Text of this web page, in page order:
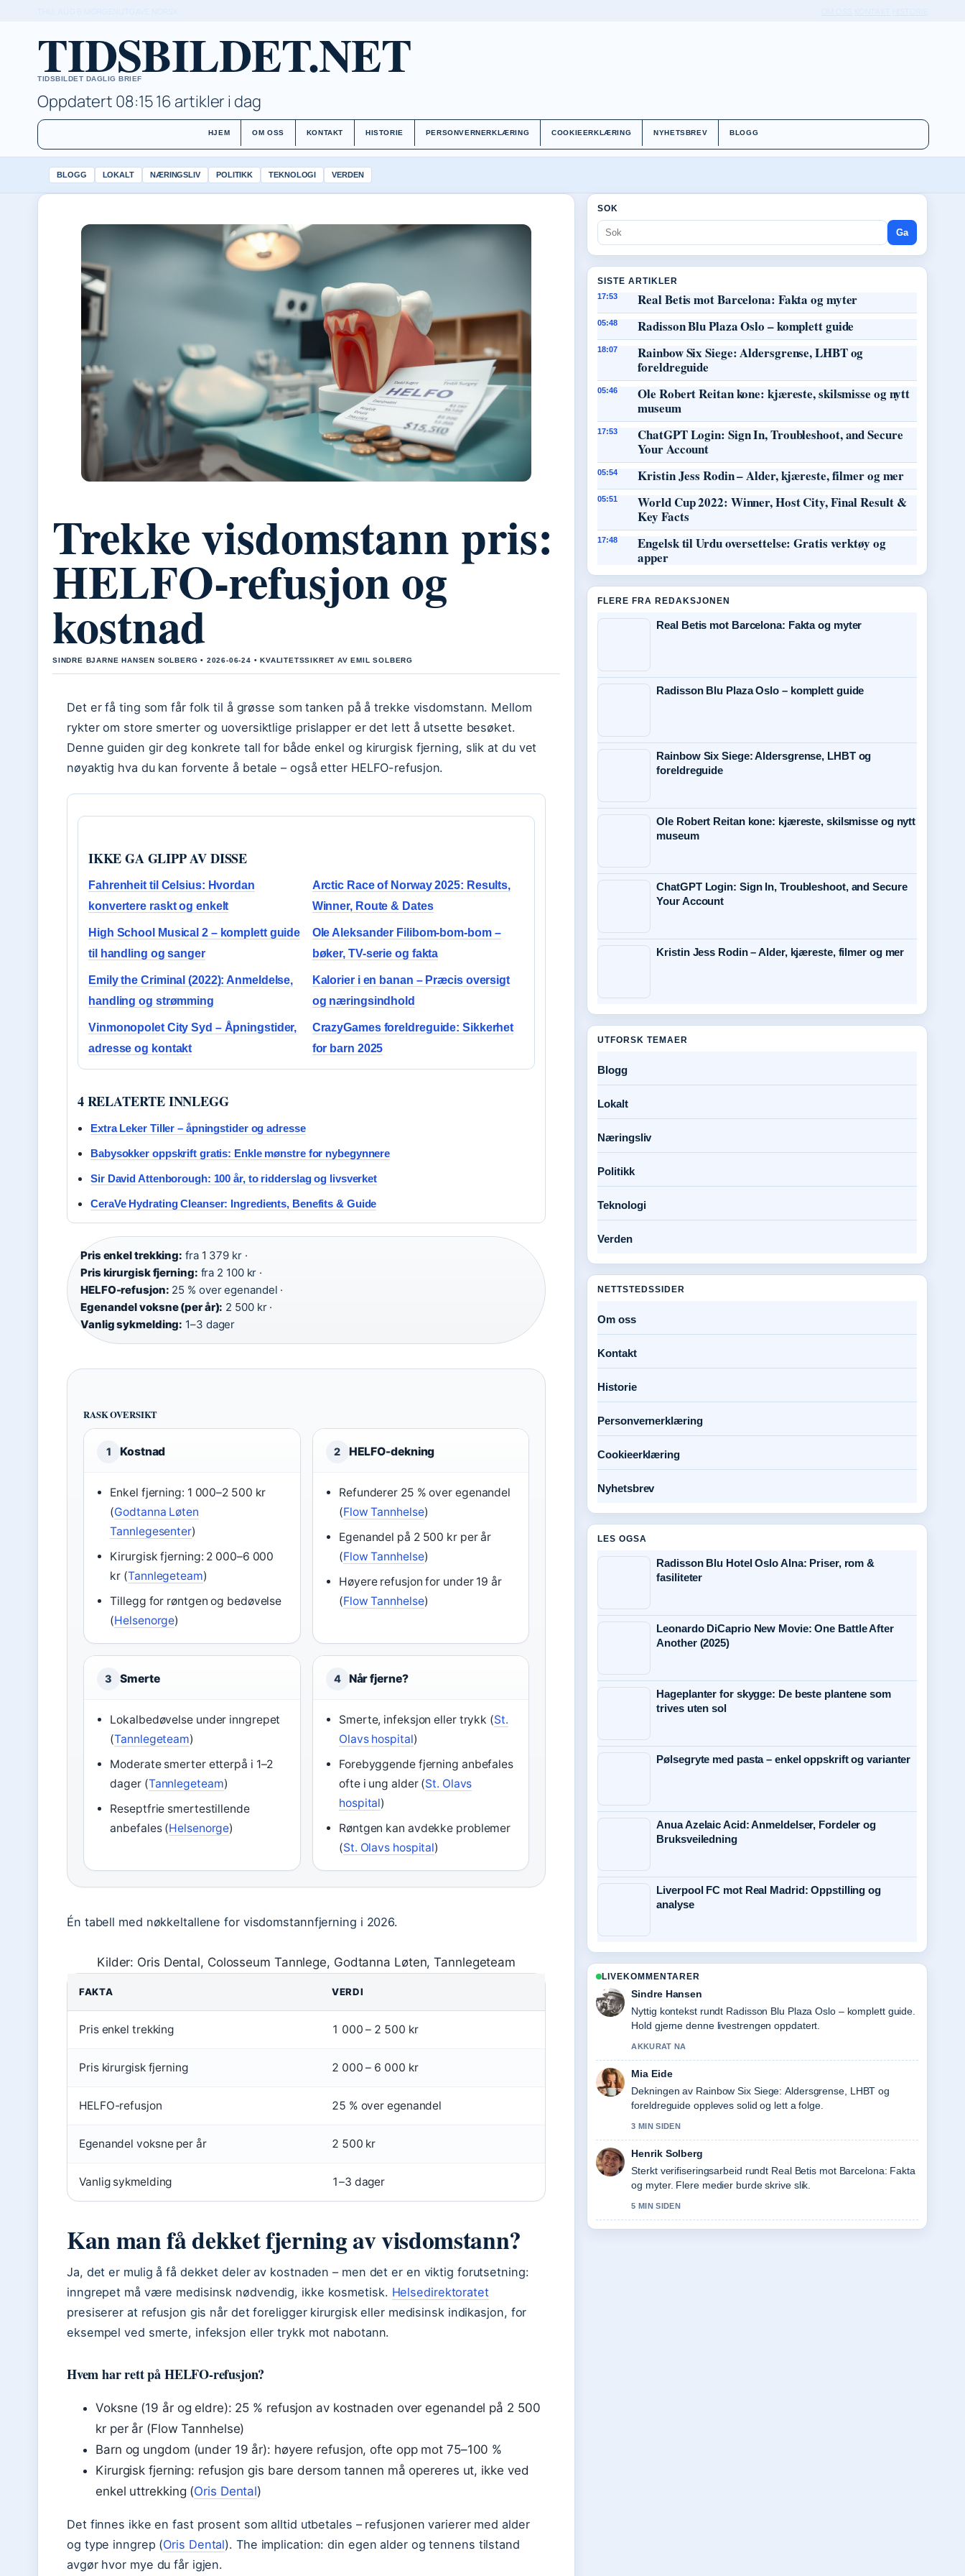
TIDSBILDET.NET
TIDSBILDET DAGLIG BRIEF
Oppdatert 08:1516 artikler i dag
HJEM OM OSS KONTAKT HISTORIE PERSONVERNERKLÆRING COOKIEERKLÆRING NYHETSBREV BLOGG
BLOGG LOKALT NÆRINGSLIV POLITIKK TEKNOLOGI VERDEN
Trekke visdomstann pris:
HELFO-refusjon og
kostnad
SINDRE BJARNE HANSEN SOLBERG • 2026-06-24 • KVALITETSSIKRET AV EMIL SOLBERG
Det er få ting som får folk til å grøsse som tanken på å trekke visdomstann. Mellom
rykter om store smerter og uoversiktlige prislapper er det lett å utsette besøket.
Denne guiden gir deg konkrete tall for både enkel og kirurgisk fjerning, slik at du vet
nøyaktig hva du kan forvente å betale – også etter HELFO-refusjon.
IKKE GA GLIPP AV DISSE
Fahrenheit til Celsius: Hvordan
konvertere raskt og enkelt
Arctic Race of Norway 2025: Results,
Winner, Route & Dates
High School Musical 2 – komplett guide
til handling og sanger
Ole Aleksander Filibom-bom-bom –
bøker, TV-serie og fakta
Emily the Criminal (2022): Anmeldelse,
handling og strømming
Kalorier i en banan – Præcis oversigt
og næringsindhold
Vinmonopolet City Syd – Åpningstider,
adresse og kontakt
CrazyGames foreldreguide: Sikkerhet
for barn 2025
4 RELATERTE INNLEGG
Extra Leker Tiller – åpningstider og adresse
Babysokker oppskrift gratis: Enkle mønstre for nybegynnere
Sir David Attenborough: 100 år, to ridderslag og livsverket
CeraVe Hydrating Cleanser: Ingredients, Benefits & Guide
Pris enkel trekking: fra 1 379 kr ·
Pris kirurgisk fjerning: fra 2 100 kr ·
HELFO-refusjon: 25 % over egenandel ·
Egenandel voksne (per år): 2 500 kr ·
Vanlig sykmelding: 1–3 dager
RASK OVERSIKT
1 Kostnad
Enkel fjerning: 1 000–2 500 kr
(Godtanna Løten
Tannlegesenter)
Kirurgisk fjerning: 2 000–6 000
kr (Tannlegeteam)
Tillegg for røntgen og bedøvelse
(Helsenorge)
2 HELFO-dekning
Refunderer 25 % over egenandel
(Flow Tannhelse)
Egenandel på 2 500 kr per år
(Flow Tannhelse)
Høyere refusjon for under 19 år
(Flow Tannhelse)
3 Smerte
Lokalbedøvelse under inngrepet
(Tannlegeteam)
Moderate smerter etterpå i 1–2
dager (Tannlegeteam)
Reseptfrie smertestillende
anbefales (Helsenorge)
4 Når fjerne?
Smerte, infeksjon eller trykk (St.
Olavs hospital)
Forebyggende fjerning anbefales
ofte i ung alder (St. Olavs
hospital)
Røntgen kan avdekke problemer
(St. Olavs hospital)
Én tabell med nøkkeltallene for visdomstannfjerning i 2026.
Kilder: Oris Dental, Colosseum Tannlege, Godtanna Løten, Tannlegeteam
FAKTA VERDI
Pris enkel trekking 1 000 – 2 500 kr
Pris kirurgisk fjerning 2 000 – 6 000 kr
HELFO-refusjon 25 % over egenandel
Egenandel voksne per år 2 500 kr
Vanlig sykmelding 1–3 dager
Kan man få dekket fjerning av visdomstann?
Ja, det er mulig å få dekket deler av kostnaden – men det er en viktig forutsetning:
inngrepet må være medisinsk nødvendig, ikke kosmetisk. Helsedirektoratet
presiserer at refusjon gis når det foreligger kirurgisk eller medisinsk indikasjon, for
eksempel ved smerte, infeksjon eller trykk mot nabotann.
Hvem har rett på HELFO-refusjon?
Voksne (19 år og eldre): 25 % refusjon av kostnaden over egenandel på 2 500
kr per år (Flow Tannhelse)
Barn og ungdom (under 19 år): høyere refusjon, ofte opp mot 75–100 %
Kirurgisk fjerning: refusjon gis bare dersom tannen må opereres ut, ikke ved
enkel uttrekking (Oris Dental)
Det finnes ikke en fast prosent som alltid utbetales – refusjonen varierer med alder
og type inngrep (Oris Dental). The implication: din egen alder og tennens tilstand
avgør hvor mye du får igjen.
SOK
Ga
SISTE ARTIKLER
17:53 Real Betis mot Barcelona: Fakta og myter
05:48 Radisson Blu Plaza Oslo – komplett guide
18:07
Rainbow Six Siege: Aldersgrense, LHBT og
foreldreguide
05:46
Ole Robert Reitan kone: kjæreste, skilsmisse og nytt
museum
17:53
ChatGPT Login: Sign In, Troubleshoot, and Secure
Your Account
05:54 Kristin Jess Rodin – Alder, kjæreste, filmer og mer
05:51
World Cup 2022: Winner, Host City, Final Result &
Key Facts
17:48
Engelsk til Urdu oversettelse: Gratis verktøy og
apper
FLERE FRA REDAKSJONEN
Real Betis mot Barcelona: Fakta og myter
Radisson Blu Plaza Oslo – komplett guide
Rainbow Six Siege: Aldersgrense, LHBT og
foreldreguide
Ole Robert Reitan kone: kjæreste, skilsmisse og nytt
museum
ChatGPT Login: Sign In, Troubleshoot, and Secure
Your Account
Kristin Jess Rodin – Alder, kjæreste, filmer og mer
UTFORSK TEMAER
Blogg
Lokalt
Næringsliv
Politikk
Teknologi
Verden
NETTSTEDSSIDER
Om oss
Kontakt
Historie
Personvernerklæring
Cookieerklæring
Nyhetsbrev
LES OGSA
Radisson Blu Hotel Oslo Alna: Priser, rom &
fasiliteter
Leonardo DiCaprio New Movie: One Battle After
Another (2025)
Hageplanter for skygge: De beste plantene som
trives uten sol
Pølsegryte med pasta – enkel oppskrift og varianter
Anua Azelaic Acid: Anmeldelser, Fordeler og
Bruksveiledning
Liverpool FC mot Real Madrid: Oppstilling og
analyse
LIVEKOMMENTARER
Sindre Hansen
Nyttig kontekst rundt Radisson Blu Plaza Oslo – komplett guide.
Hold gjerne denne livestrengen oppdatert.
AKKURAT NA
Mia Eide
Dekningen av Rainbow Six Siege: Aldersgrense, LHBT og
foreldreguide oppleves solid og lett a folge.
3 MIN SIDEN
Henrik Solberg
Sterkt verifiseringsarbeid rundt Real Betis mot Barcelona: Fakta
og myter. Flere medier burde skrive slik.
5 MIN SIDEN